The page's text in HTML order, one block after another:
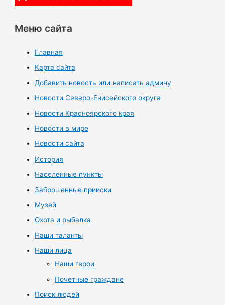
Меню сайта
Главная
Карта сайта
Добавить новость или написать админу
Новости Северо-Енисейского округа
Новости Красноярского края
Новости в мире
Новости сайта
История
Населенные пункты
Заброшенные прииски
Музей
Охота и рыбалка
Наши таланты
Наши лица
Наши герои
Почетные граждане
Поиск людей